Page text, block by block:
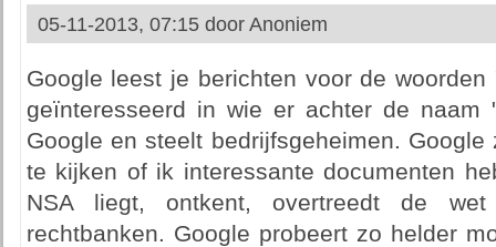
05-11-2013, 07:15 door Anoniem
Google leest je berichten voor de
geïnteresseerd in wie er achter de naam
Google en steelt bedrijfsgeheimen.
te kijken of ik interessante documenten
NSA liegt, ontkent, overtreedt de
rechtbanken. Google probeert zo helder